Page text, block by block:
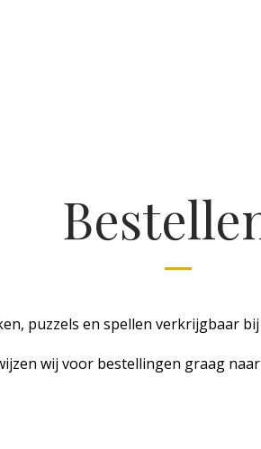
puzzels en spellen verkrijgbaar
wij voor bestellingen graag